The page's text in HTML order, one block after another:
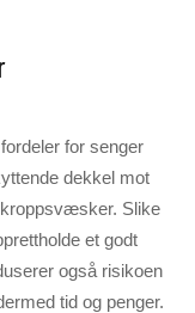
for senger
dekkel mot
kroppsvæsker. Slike
et godt
også risikoen
tid og penger.